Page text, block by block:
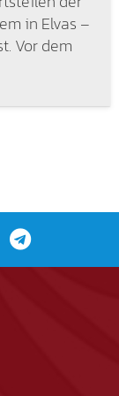
in Elvas –
Vor dem